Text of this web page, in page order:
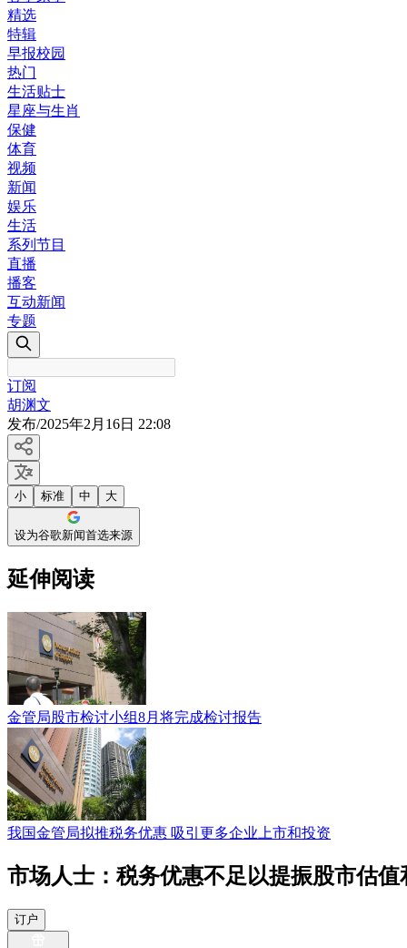
精选
特辑
早报校园
热门
生活贴士
星座与生肖
保健
体育
视频
新闻
娱乐
生活
系列节目
直播
播客
互动新闻
专题
订阅
胡渊文
发布/2025年2月16日 22:08
小 标准 中 大
设为谷歌新闻首选来源
延伸阅读
金管局股市检讨小组8月将完成检讨报告
我国金管局拟推税务优惠 吸引更多企业上市和投资
市场人士：税务优惠不足以提振股市估
订户